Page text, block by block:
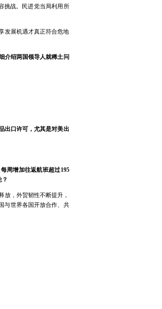
挑战。民进党当局利用所
发展机遇才真正符合危地
介绍两国领导人就稀土问
出口许可，尤其是对美出
周增加往返航班超过195
？
放，外贸韧性不断提升，
与世界各国开放合作、共